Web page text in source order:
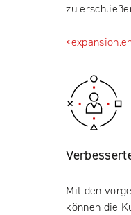
zu
Mit den
können die